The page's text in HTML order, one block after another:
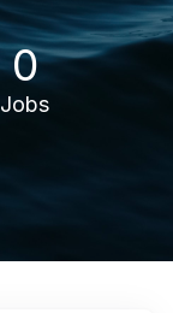
0
Jobs